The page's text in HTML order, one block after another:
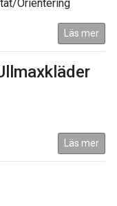
Orientering
Läs mer
Läs mer